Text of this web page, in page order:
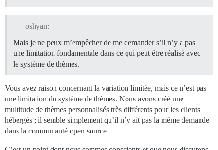
oshyan:
Mais je ne peux m’empêcher de me demander s’il n’y a pas
une limitation fondamentale dans ce qui peut être réalisé avec
le système de thèmes.
Vous avez raison concernant la variation limitée, mais ce n’est pas
une limitation du système de thèmes. Nous avons créé une
multitude de thèmes personnalisés très différents pour les clients
hébergés ; il semble simplement qu’il n’y ait pas la même demande
dans la communauté open source.